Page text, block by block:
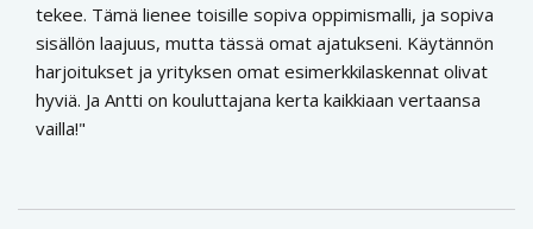
tekee. Tämä lienee toisille sopiva oppimismalli, ja sopiva
sisällön laajuus, mutta tässä omat ajatukseni. Käytännön
harjoitukset ja yrityksen omat esimerkkilaskennat olivat
hyviä. Ja Antti on kouluttajana kerta kaikkiaan vertaansa
vailla!